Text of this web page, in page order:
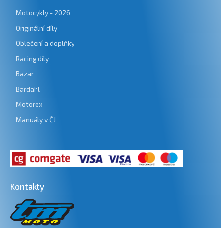
Motocykly - 2026
Originální díly
Oblečení a doplňky
Racing díly
Bazar
Bardahl
Motorex
Manuály v ČJ
Kontakty